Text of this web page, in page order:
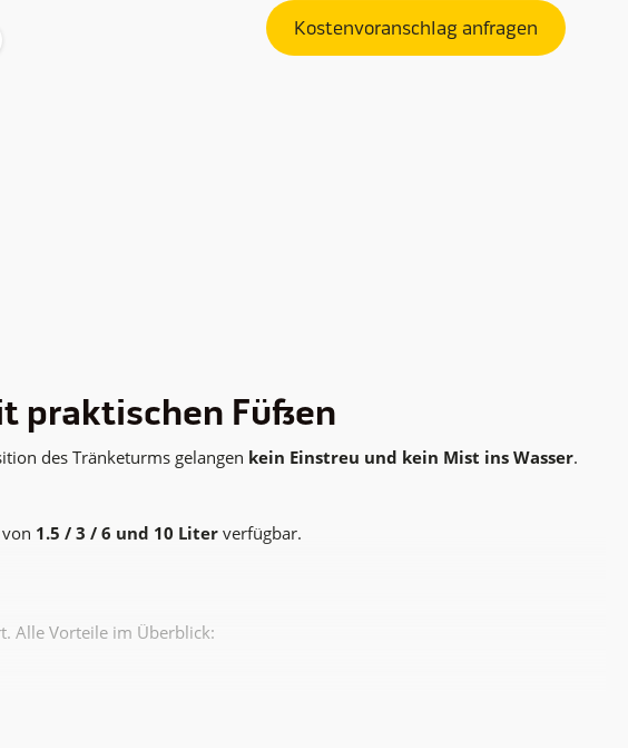
Kostenvoranschlag anfragen
praktischen Füßen
des Tränketurms gelangen kein Einstreu und kein Mist ins Wasser.
1.5 / 3 / 6 und 10 Liter verfügbar.
Alle Vorteile im Überblick: